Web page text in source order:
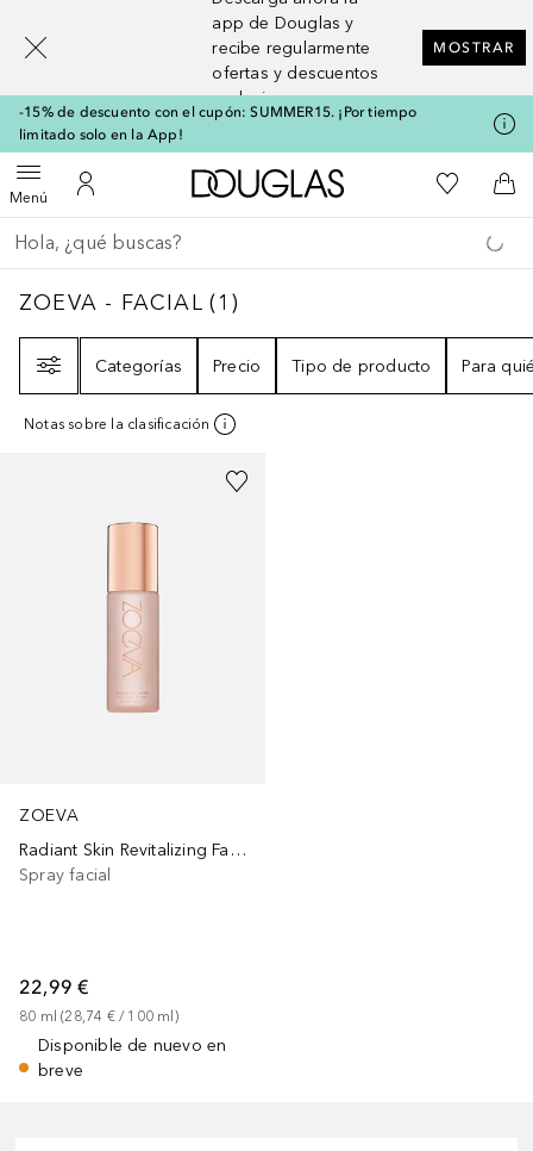
app de Douglas y
recibe regularmente
ofertas y descuentos
exclusivos
MOSTRAR
-15% de descuento con el cupón: SUMMER15. ¡Por tiempo
limitado solo en la App!
MenúAbrir menúMi cuenta
A Douglas HomeMi lista de
A
Regresar
Ejecutar búsqueda
ZOEVA - FACIAL 1
ZOEVA - FACIAL (1 )
Categorías
Precio Tipo de producto Para
Notas sobre la clasificación
ZOEVA
Radiant Skin Revitalizing Face Mist
Spray facial
22,99 €
80 ml (28,74 € / 100 ml )
Disponible de nuevo en
breve
[navigation.slideout.screenreader]